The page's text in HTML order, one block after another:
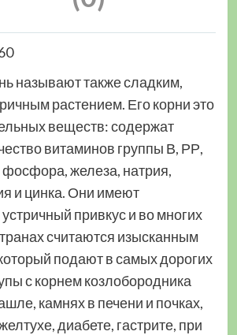
называют также сладким,
растением. Его корни это
веществ: содержат
витаминов группы В, РР,
фосфора, железа, натрия,
и цинка. Они имеют
привкус и во многих
считаются изысканным
подают в самых дорогих
с корнем козлобородника
камнях в печени и почках,
диабете, гастрите, при